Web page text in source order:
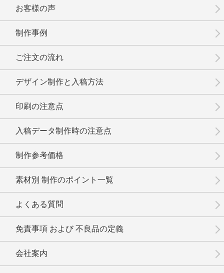
No.3-083
No.3-073 No.3-072 No.3-071
お客様の声
制作事例
ご注文の流れ
デザイン制作と入稿方法
印刷の注意点
入稿データ制作時の注意点
制作参考価格
素材別 制作のポイント一覧
よくある質問
免責事項 および 不良品の定義
会社案内